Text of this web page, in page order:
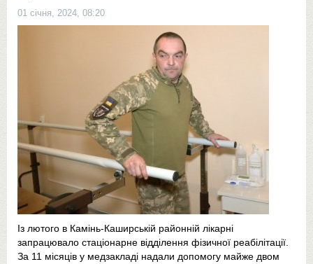
01 січня, 2024, 08:20
Із лютого в Камінь-Каширській районній лікарні
запрацювало стаціонарне відділення фізичної реабілітації.
За 11 місяців у медзакладі надали допомогу майже двом